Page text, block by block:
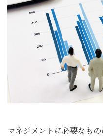
マネジメントに必要なも